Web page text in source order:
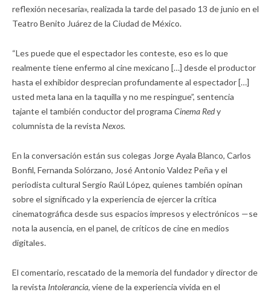
reflexión necesaria», realizada la tarde del pasado 13 de junio en el
Teatro Benito Juárez de la Ciudad de México.
“Les puede que el espectador les conteste, eso es lo que
realmente tiene enfermo al cine mexicano […] desde el productor
hasta el exhibidor desprecian profundamente al espectador […]
usted meta lana en la taquilla y no me respingue”, sentencia
tajante el también conductor del programa Cinema Redy
columnista de la revista Nexos.
En la conversación están sus colegas Jorge Ayala Blanco, Carlos
Bonfil, Fernanda Solórzano, José Antonio Valdez Peña y el
periodista cultural Sergio Raúl López, quienes también opinan
sobre el significado y la experiencia de ejercer la crítica
cinematográfica desde sus espacios impresos y electrónicos —se
nota la ausencia, en el panel, de críticos de cine en medios
digitales.
El comentario, rescatado de la memoria del fundador y director de
la revista Intolerancia, viene de la experiencia vivida en el